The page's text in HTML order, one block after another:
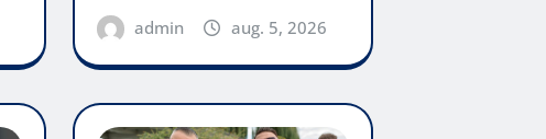
admin aug. 5, 2026